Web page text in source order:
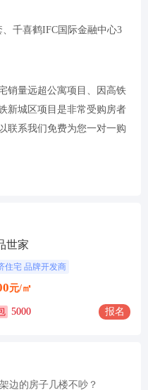
千喜鹤IFC国际金融中心3
销量远超公寓项目、因高铁
新城区项目是非常受购房者
联系我们免费为您一对一购
世家
住宅 品牌开发商
元/㎡
5000 报名
边的房子几楼不吵？